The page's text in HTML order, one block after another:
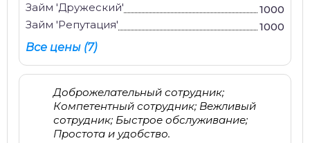
Займ 'Дружеский'
1000
Займ 'Репутация'
1000
Все цены (7)
Доброжелательный сотрудник;
Компетентный сотрудник; Вежливый
сотрудник; Быстрое обслуживание;
Простота и удобство.